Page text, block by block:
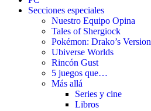
Secciones especiales
Nuestro Equipo Opina
Tales of Shergiock
Pokémon: Drako’s Version
Ubiverse Worlds
Rincón Gust
5 juegos que…
Más allá
Series y cine
Libros